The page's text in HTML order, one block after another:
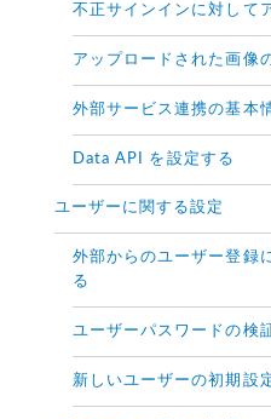
不正サインインに対して
アップロードされた画像
外部サービス連携の基本
Data API を設定する
ユーザーに関する設定
外部からのユーザー登録
る
ユーザーパスワードの検
新しいユーザーの初期設